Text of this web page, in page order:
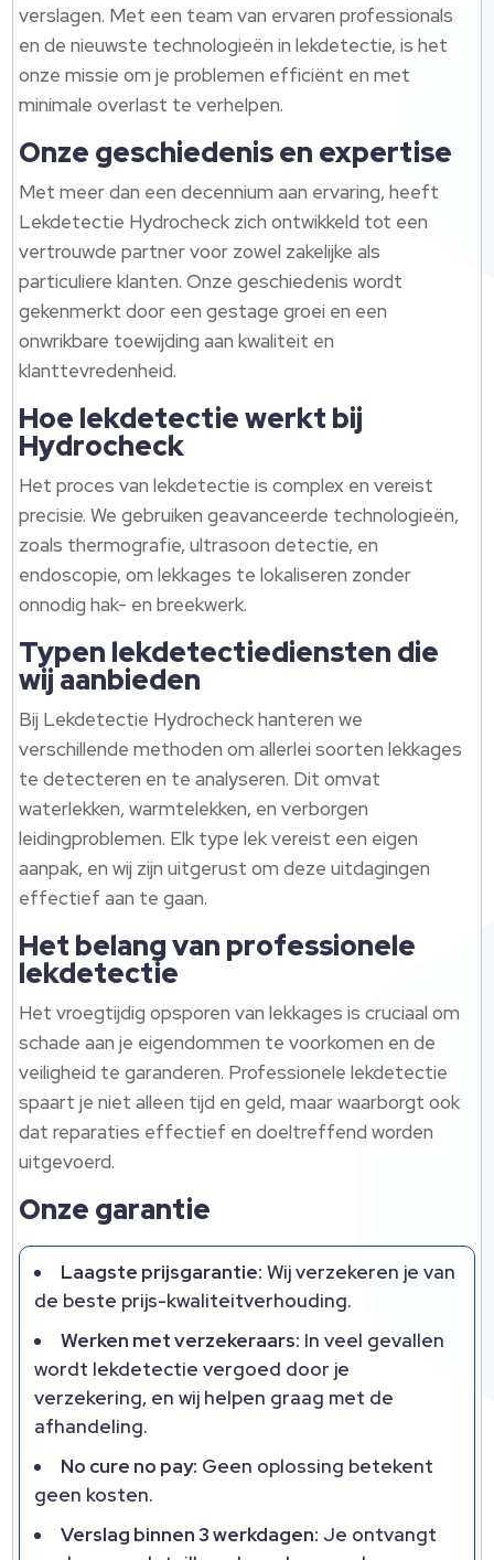
verslagen.​ Met een team van ervaren professionals
en de nieuwste technologieën in lekdetectie, is het
onze missie om je problemen efficiënt en met
minimale overlast te verhelpen.​
Onze geschiedenis en expertise
Met meer dan een decennium aan ervaring, heeft
Lekdetectie Hydrocheck zich ontwikkeld tot een
vertrouwde partner voor zowel zakelijke als
particuliere klanten.​ Onze geschiedenis wordt
gekenmerkt door een gestage groei en een
onwrikbare toewijding aan kwaliteit en
klanttevredenheid.​
Hoe lekdetectie werkt bij
Hydrocheck
Het proces van lekdetectie is complex en vereist
precisie.​ We gebruiken geavanceerde technologieën,
zoals thermografie, ultrasoon detectie, en
endoscopie, om lekkages te lokaliseren zonder
onnodig hak- en breekwerk.​
Typen lekdetectiediensten die
wij aanbieden
Bij Lekdetectie Hydrocheck hanteren we
verschillende methoden om allerlei soorten lekkages
te detecteren en te analyseren.​ Dit omvat
waterlekken, warmtelekken, en verborgen
leidingproblemen.​ Elk type lek vereist een eigen
aanpak, en wij zijn uitgerust om deze uitdagingen
effectief aan te gaan.​
Het belang van professionele
lekdetectie
Het vroegtijdig opsporen van lekkages is cruciaal om
schade aan je eigendommen te voorkomen en de
veiligheid te garanderen.​ Professionele lekdetectie
spaart je niet alleen tijd en geld, maar waarborgt ook
dat reparaties effectief en doeltreffend worden
uitgevoerd.​
Onze garantie
Laagste prijsgarantie: Wij verzekeren je van
de beste prijs-kwaliteitverhouding.​
Werken met verzekeraars: In veel gevallen
wordt lekdetectie vergoed door je
verzekering, en wij helpen graag met de
afhandeling.​
No cure no pay: Geen oplossing betekent
geen kosten.​
Verslag binnen 3 werkdagen: Je ontvangt